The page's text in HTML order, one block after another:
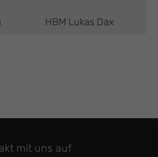
HBM Lukas Dax
mit uns auf